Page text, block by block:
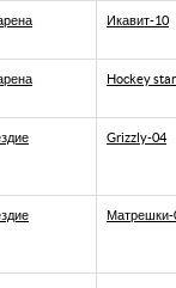
Икавит-10
Hockey
Grizzly-04
Матрешки-